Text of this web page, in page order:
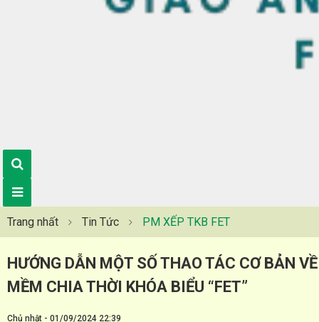
Trang nhất Tin Tức PM XẾP TKB FET
HƯỚNG DẪN MỘT SỐ THAO TÁC CƠ BẢN
MỀM CHIA THỜI KHÓA BIỂU “FET”
Chủ nhật - 01/09/2024 22:39